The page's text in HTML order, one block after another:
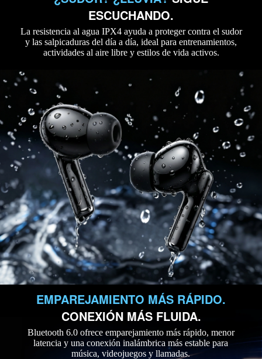
ESCUCHANDO.
La resistencia al agua IPX4 ayuda a proteger contra el sudor
y las salpicaduras del día a día, ideal para entrenamientos,
actividades al aire libre y estilos de vida activos.
EMPAREJAMIENTO MÁS RÁPIDO.
CONEXIÓN MÁS FLUIDA.
Bluetooth 6.0 ofrece emparejamiento más rápido, menor
latencia y una conexión inalámbrica más estable para
música, videojuegos y llamadas.